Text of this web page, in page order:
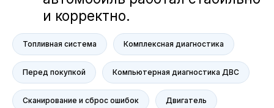
Топливная система Комплексная диагностика
Перед покупкой Компьютерная диагностика ДВС
Сканирование и сброс ошибок Двигатель
Сервис
Сервис Nissan
AITO SERES
Nissan
Haval
Evolute